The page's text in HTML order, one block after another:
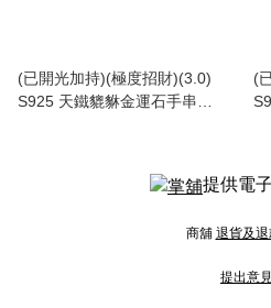
(已開光加持)(極度招財)(3.0)
S925 天鐵貔貅金運石手串
(
提供電
商舖 退貨及
提出意